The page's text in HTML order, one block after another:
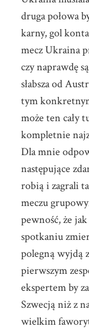
druga połowa
karny, gol
mecz Ukraina
czy naprawdę
słabsza od
tym
może ten cały
kompletnie
Dla mnie
następujące
robią i zagrali
meczu
pewność, że
spotkaniu
polegną wyjdą
pierwszym
ekspertem by
Szwecją niż z
wielkim